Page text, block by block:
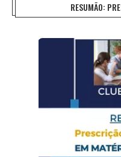
RESUMÃO: